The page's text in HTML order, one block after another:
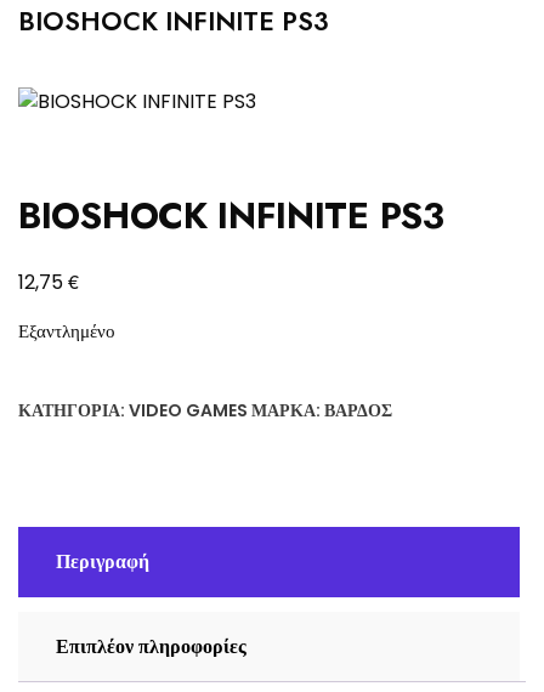
BIOSHOCK INFINITE PS3
BIOSHOCK INFINITE PS3
12,75€
Εξαντλημένο
ΚΑΤΗΓΟΡΊΑ: VIDEO GAMES ΜΆΡΚΑ: ΒΆΡΔΟΣ
Περιγραφή
Επιπλέον πληροφορίες